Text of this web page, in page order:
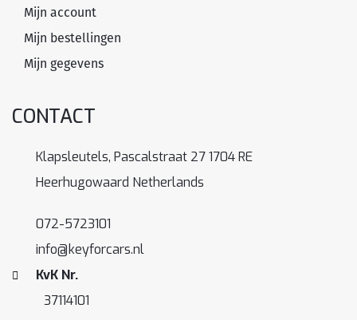
Mijn account
Mijn bestellingen
Mijn gegevens
CONTACT
Klapsleutels, Pascalstraat 27 1704 RE
Heerhugowaard Netherlands
072-5723101
info@keyforcars.nl
KvK Nr.
37114101